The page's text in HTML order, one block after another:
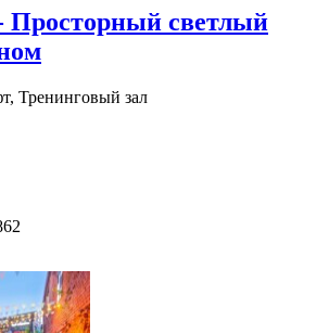
Просторный светлый
Тренинговый зал